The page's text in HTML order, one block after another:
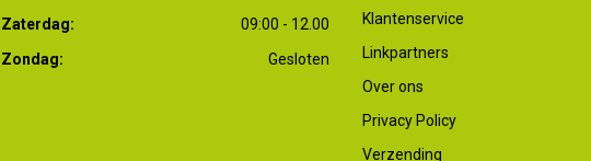
Zaterdag:
09:00 - 12.00
Zondag:
Gesloten
Klantenservice
Linkpartners
Over ons
Privacy Policy
Verzending